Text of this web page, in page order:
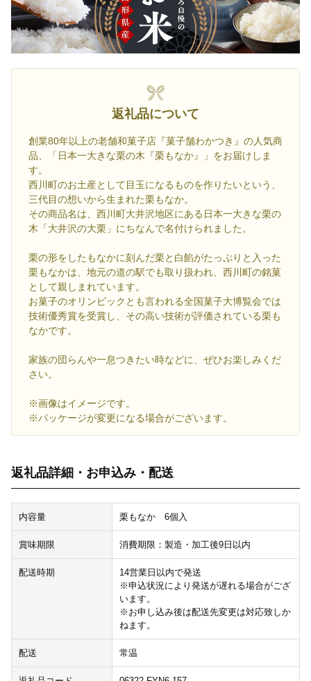
返礼品について
創業80年以上の老舗和菓子店『菓子舗わかつき』の人気商
品、「日本一大きな栗の木『栗もなか』」をお届けしま
す。
西川町のお土産として目玉になるものを作りたいという、
三代目の想いから生まれた栗もなか。
その商品名は、西川町大井沢地区にある日本一大きな栗の
木「大井沢の大栗」にちなんで名付けられました。
栗の形をしたもなかに刻んだ栗と白餡がたっぷりと入った
栗もなかは、地元の道の駅でも取り扱われ、西川町の銘菓
として親しまれています。
お菓子のオリンピックとも言われる全国菓子大博覧会では
技術優秀賞を受賞し、その高い技術が評価されている栗も
なかです。
家族の団らんや一息つきたい時などに、ぜひお楽しみくだ
さい。
※画像はイメージです。
※パッケージが変更になる場合がございます。
返礼品詳細・お申込み・配送
内容量 栗もなか 6個入
賞味期限 消費期限：製造・加工後9日以内
配送時期
14営業日以内で発送
※申込状況により発送が遅れる場合がござ
います。
※お申し込み後は配送先変更は対応致しか
ねます。
配送 常温